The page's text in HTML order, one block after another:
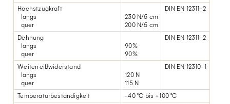
Höchstzugkraft
längs
quer
230 N/5 cm
200 N/5 cm
DIN EN 12311-2
Dehnung
längs
quer
90%
90%
DIN EN 12311-2
Weiterreißwiderstand
längs
quer
120 N
115 N
DIN EN 12310-1
Temperaturbeständigkeit
-40 °C bis +100 °C